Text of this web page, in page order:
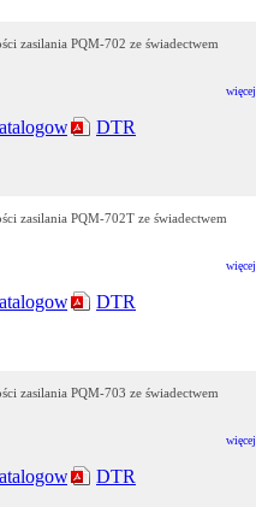
zasilania PQM-702 ze świadectwem
więcej
DTR
zasilania PQM-702T ze świadectwem
więcej
DTR
zasilania PQM-703 ze świadectwem
więcej
DTR